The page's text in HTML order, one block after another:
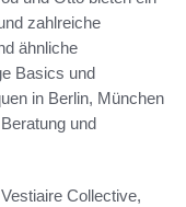
zahlreiche
ähnliche
Basics und
in Berlin, München
und
Collective,